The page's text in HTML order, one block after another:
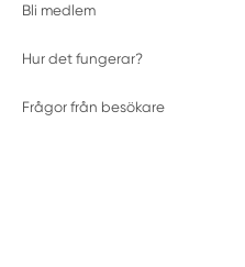
Bli medlem
Hur det fungerar?
Frågor från besökare